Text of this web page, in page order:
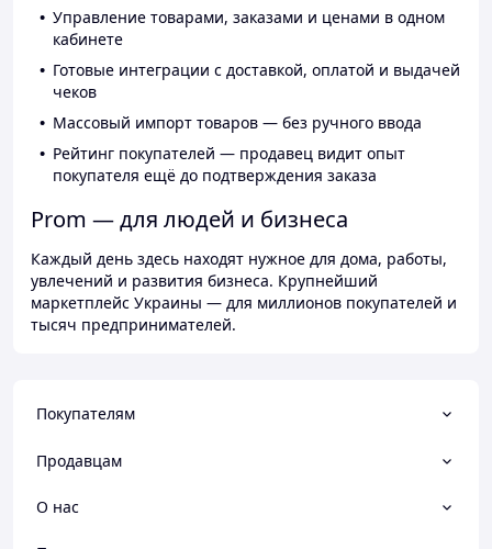
Управление товарами, заказами и ценами в одном
кабинете
Готовые интеграции с доставкой, оплатой и выдачей
чеков
Массовый импорт товаров — без ручного ввода
Рейтинг покупателей — продавец видит опыт
покупателя ещё до подтверждения заказа
Prom — для людей и бизнеса
Каждый день здесь находят нужное для дома, работы,
увлечений и развития бизнеса. Крупнейший
маркетплейс Украины — для миллионов покупателей и
тысяч предпринимателей.
Покупателям
Продавцам
О нас